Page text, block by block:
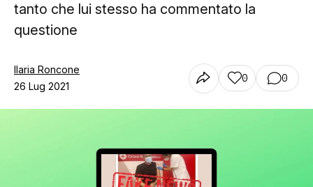
Contatti
tanto che lui stesso ha commentato la
questione
Ilaria Roncone
26 Lug 2021
0 0